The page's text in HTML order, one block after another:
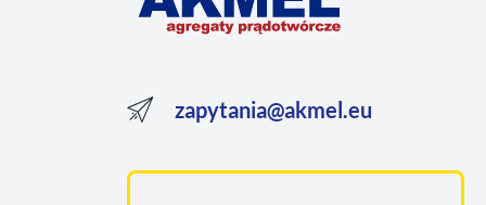
zapytania@akmel.eu